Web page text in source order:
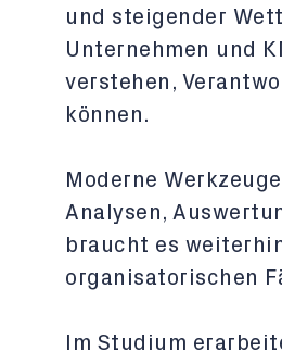
und steigender
Unternehmen und
verstehen,
können.
Moderne
Analysen,
braucht es
organisatorischen
Im Studium